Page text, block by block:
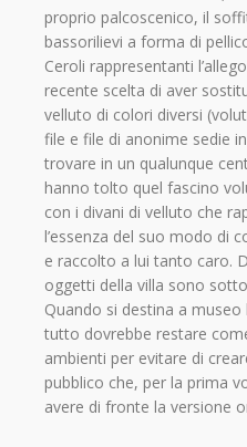
proprio palcoscenico, il
bassorilievi a forma di
Ceroli rappresentanti
recente scelta di aver
velluto di colori diversi
file e file di anonime sedie
trovare in un qualunque
hanno tolto quel fascino
con i divani di velluto che
l’essenza del suo modo di
e raccolto a lui tanto caro.
oggetti della villa sono
Quando si destina a
tutto dovrebbe restare
ambienti per evitare di
pubblico che, per la prima
avere di fronte la versione